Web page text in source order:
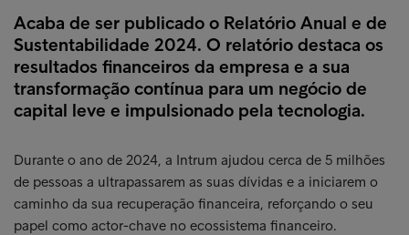
Acaba de ser publicado o Relatório Anual e de
Sustentabilidade 2024. O relatório destaca os
resultados financeiros da empresa e a sua
transformação contínua para um negócio de
capital leve e impulsionado pela tecnologia.
Durante o ano de 2024, a Intrum ajudou cerca de 5 milhões
de pessoas a ultrapassarem as suas dívidas e a iniciarem o
caminho da sua recuperação financeira, reforçando o seu
papel como actor-chave no ecossistema financeiro.